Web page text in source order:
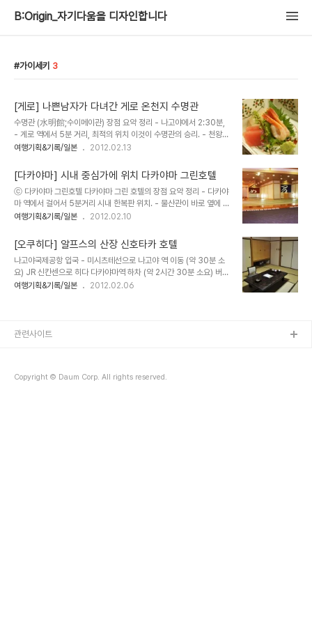
B:Origin_자기다움을 디자인합니다
가이세키 3
[게로] 나쁜남자가 다녀간 게로 온천지 수명관
수명관 (水明館;수이메이관) 장점 요약 정리 - 나고야에서 2:30분,
- 게로 역에서 5분 거리, 최적의 위치 이것이 수명관의 승리. - 천왕부
부가 다녀갔다 해서 더 유명해졌음. - 뭐니뭐니해도 게로 온천. 미인온
3층, 9층 최고전망대 온천 3개 운영 수명관은 4동이다. 게로 온천에
선 규모가 가장 크다. 병풍같은 산림이 감싸고 앞은 물이 흐른다. 온천
중심가의 중심인 수명관(수이메이관) 큰 건물 세 동이 보인다. 시내 중
심가이기도 하며 게로역과 인접해 인기가 좋다. 겨울동안 매주 토요일
밤 불꽃놀이를 하는데 외출하지 않고 수명관 건물에서 불꽃의 환희를
간 이후로 더..
여행기획&기록/일본 2012.02.13
[다카야마] 시내 중심가에 위치 다카야마 그린호텔
ⓒ 다카야마 그린호텔 다카야마 그린 호텔의 장점 요약 정리 - 다카야
마 역에서 걸어서 5분거리 시내 한복판 위치. - 물산관이 바로 옆에 있
어 쇼핑 한큐에 끝냄 - 물산관 옆에 무료 족욕탕 있음. - 이로리에서의
대욕탕 노천온천 시설 좋음 규모 큰 호텔 선호자에게 최적 다카야마 역
에서 걸어서 5분 거리. 교통이 편리한고 번화가에 인접하여 관광하기
에 좋다. 본관 9층, 별관 5층의 대형 호텔로 그만큼 다양한 레스토랑
과, 온천 시설을 마련했다. 특히 물산관을 둠으로서 다카야마의 특산
기념품을 숙박하면서 구매할수 있다는 장점이 크다. 넉넉한 공간 객실
여행기획&기록/일본 2012.02.10
[오쿠히다] 알프스의 산장 신호타카 호텔
나고야국제공항 입국 - 미시츠테선으로 나고야 역 이동 (약 30분 소
요) JR 신칸센으로 히다 다카야마역 하차 (약 2시간 30분 소요) 버스
로 신호타카 호텔 하차 (약 1시간 30분 소요) 아침 6시 집에서 나와
마침내 목적지에 도착했고, 눈 위에 발을 디뎠을때는 해가 저물었다.
유카타를 집어들고 방으로..
여행기획&기록/일본 2012.02.06
Copyright © Daum Corp. All rights reserved.
관련사이트